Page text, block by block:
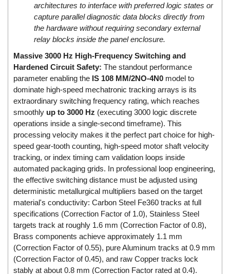
ELTRA Encoder
ELVEM Vietnam
Emaco
EMC PARTNER
EMCSOSIN
Emerson/Vertiv
EMG
Emotron
ENCEL Vietnam
Endress+Hauser
Enensys Vietnam
Enerdoor
Enerpac
ENERSYS
Enolgas
Envada
Environmental Compliance Products
architectures to interface with preferred logic states or
capture parallel diagnostic data blocks directly from
the hardware without requiring secondary external
relay blocks inside the panel enclosure.
Massive 3000 Hz High-Frequency Switching and
Hardened Circuit Safety: The standout performance
parameter enabling the IS 108 MM/2NO-4N0 model to
dominate high-speed mechatronic tracking arrays is its
extraordinary switching frequency rating, which reaches
smoothly up to 3000 Hz (executing 3000 logic discrete
operations inside a single-second timeframe). This
processing velocity makes it the perfect part choice for high-
speed gear-tooth counting, high-speed motor shaft velocity
tracking, or index timing cam validation loops inside
automated packaging grids. In professional loop engineering,
the effective switching distance must be adjusted using
deterministic metallurgical multipliers based on the target
material's conductivity: Carbon Steel Fe360 tracks at full
specifications (Correction Factor of 1.0), Stainless Steel
targets track at roughly 1.6 mm (Correction Factor of 0.8),
Brass components achieve approximately 1.1 mm
(Correction Factor of 0.55), pure Aluminum tracks at 0.9 mm
(Correction Factor of 0.45), and raw Copper tracks lock
stably at about 0.8 mm (Correction Factor rated at 0.4).